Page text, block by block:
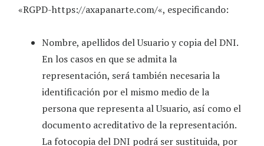
«RGPD-https://axapanarte.com/«, especificando:
Nombre, apellidos del Usuario y copia del DNI.
En los casos en que se admita la
representación, será también necesaria la
identificación por el mismo medio de la
persona que representa al Usuario, así como el
documento acreditativo de la representación.
La fotocopia del DNI podrá ser sustituida, por